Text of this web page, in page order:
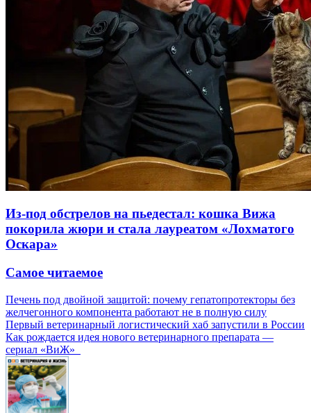
Из-под обстрелов на пьедестал: кошка Вижа
покорила жюри и стала лауреатом «Лохматого
Оскара»
Самое читаемое
Печень под двойной защитой: почему гепатопротекторы без
желчегонного компонента работают не в полную силу
Первый ветеринарный логистический хаб запустили в России
Как рождается идея нового ветеринарного препарата —
сериал «ВиЖ»